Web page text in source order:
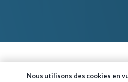
Nous utilisons des cookies en